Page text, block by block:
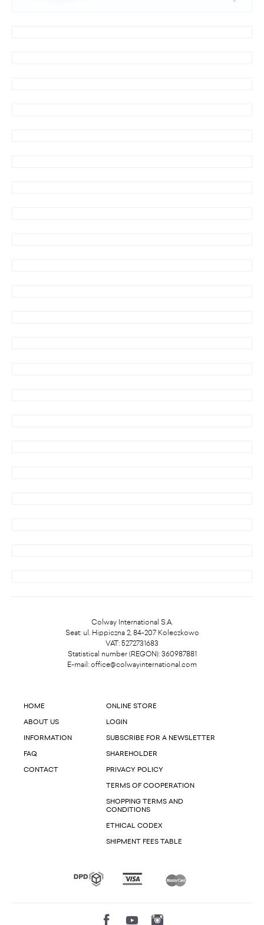
Colway International S.A.
Seat: ul. Hippiczna 2, 84-207 Koleczkowo
VAT: 5272731683
Statistical number (REGON): 360987881
E-mail: office@colwayinternational.com
HOME
ABOUT US
INFORMATION
FAQ
CONTACT
ONLINE STORE
LOGIN
SUBSCRIBE FOR A NEWSLETTER
SHAREHOLDER
PRIVACY POLICY
TERMS OF COOPERATION
SHOPPING TERMS AND
CONDITIONS
ETHICAL CODEX
SHIPMENT FEES TABLE